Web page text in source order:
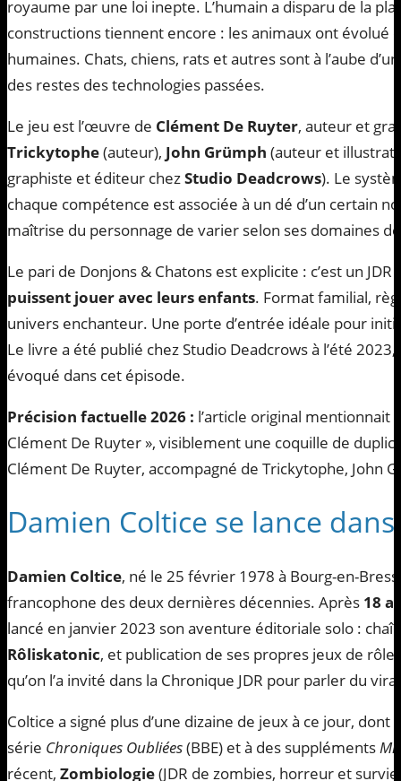
royaume par une loi inepte. L’humain a disparu de la
constructions tiennent encore : les animaux ont évolué
humaines. Chats, chiens, rats et autres sont à l’aube
des restes des technologies passées.
Le jeu est l’œuvre de Clément De Ruyter, auteur et
Trickytophe(auteur), John Grümph (auteur et
graphiste et éditeur chezStudio Deadcrows). Le
chaque compétence est associée à un dé d’un certain
maîtrise du personnage de varier selon ses domaines
Le pari de Donjons & Chatons est explicite : c’est un
puissent jouer avec leurs enfants. Format familial,
univers enchanteur. Une porte d’entrée idéale pour
Le livre a été publié chez Studio Deadcrows à l’été
évoqué dans cet épisode.
Précision factuelle 2026 : l’article original mentionnait
Clément De Ruyter », visiblement une coquille de
Clément De Ruyter, accompagné de Trickytophe, John
Damien Coltice se lance
Damien Coltice, né le 25 février 1978 à Bourg-en-
francophone des deux dernières décennies. Après 18
lancé en janvier 2023 son aventure éditoriale solo :
Rôliskatonic, et publication de ses propres jeux de
qu’on l’a invité dans la Chronique JDR pour parler du
Coltice a signé plus d’une dizaine de jeux à ce jour,
série Chroniques Oubliées(BBE) et à des suppléments
récent, Zombiologie(JDR de zombies, horreur et